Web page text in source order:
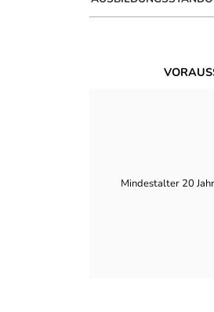
Mindestalter 20